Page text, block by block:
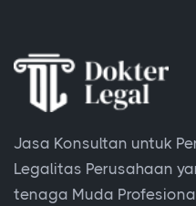
Jasa Konsultan untuk